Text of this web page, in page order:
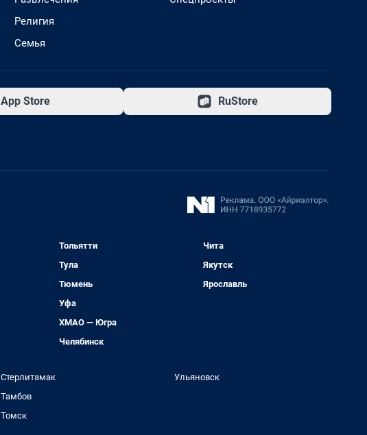
Религия
Семья
App Store RuStore
Тольятти
Тула
Тюмень
Уфа
ХМАО — Югра
Челябинск
Чита
Якутск
Ярославль
Стерлитамак
Тамбов
Томск
Ульяновск